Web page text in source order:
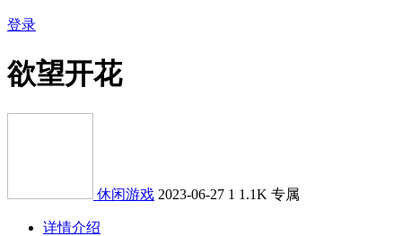
登录
欲望开花
休闲游戏 2023-06-27 1 1.1K 专属
详情介绍